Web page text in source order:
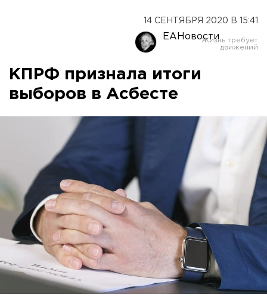
14 СЕНТЯБРЯ 2020 В 15:41
ЕАНовости
КПРФ признала итоги
выборов в Асбесте